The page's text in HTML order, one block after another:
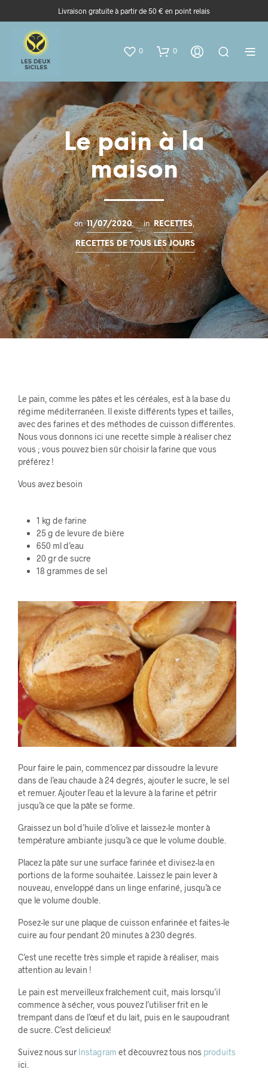
Livraison gratuite à partir de 50 € en point relais
0 0
Le pain à la
maison
on 11/07/2020 in RECETTES,
RECETTES DE TOUS LES JOURS
Le pain, comme les pâtes et les céréales, est à la base du
régime méditerranéen. Il existe différents types et tailles,
avec des farines et des méthodes de cuisson différentes.
Nous vous donnons ici une recette simple à réaliser chez
vous ; vous pouvez bien sûr choisir la farine que vous
préférez !
Vous avez besoin
1 kg de farine
25 g de levure de bière
650 ml d’eau
20 gr de sucre
18 grammes de sel
Pour faire le pain, commencez par dissoudre la levure
dans de l’eau chaude à 24 degrés, ajouter le sucre, le sel
et remuer. Ajouter l’eau et la levure à la farine et pétrir
jusqu’à ce que la pâte se forme.
Graissez un bol d’huile d’olive et laissez-le monter à
température ambiante jusqu’à ce que le volume double.
Placez la pâte sur une surface farinée et divisez-la en
portions de la forme souhaitée. Laissez le pain lever à
nouveau, enveloppé dans un linge enfariné, jusqu’à ce
que le volume double.
Posez-le sur une plaque de cuisson enfarinée et faites-le
cuire au four pendant 20 minutes à 230 degrés.
C’est une recette très simple et rapide à réaliser, mais
attention au levain !
Le pain est merveilleux fraîchement cuit, mais lorsqu’il
commence à sécher, vous pouvez l’utiliser frit en le
trempant dans de l’œuf et du lait, puis en le saupoudrant
de sucre. C’est delicieux!
Suivez nous sur Instagram et dècouvrez tous nos produits
ici.